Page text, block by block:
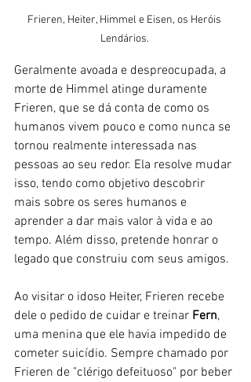
Frieren, Heiter, Himmel e Eisen, os Heróis
Lendários.
Geralmente avoada e despreocupada, a
morte de Himmel atinge duramente
Frieren, que se dá conta de como os
humanos vivem pouco e como nunca se
tornou realmente interessada nas
pessoas ao seu redor. Ela resolve mudar
isso, tendo como objetivo descobrir
mais sobre os seres humanos e
aprender a dar mais valor à vida e ao
tempo. Além disso, pretende honrar o
legado que construiu com seus amigos.
Ao visitar o idoso Heiter, Frieren recebe
dele o pedido de cuidar e treinar Fern,
uma menina que ele havia impedido de
cometer suicídio. Sempre chamado por
Frieren de "clérigo defeituoso" por beber